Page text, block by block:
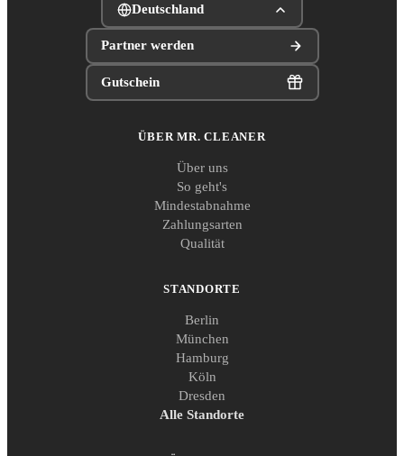
Deutschland
Partner werden
Gutschein
ÜBER MR. CLEANER
Über uns
So geht's
Mindestabnahme
Zahlungsarten
Qualität
STANDORTE
Berlin
München
Hamburg
Köln
Dresden
Alle Standorte